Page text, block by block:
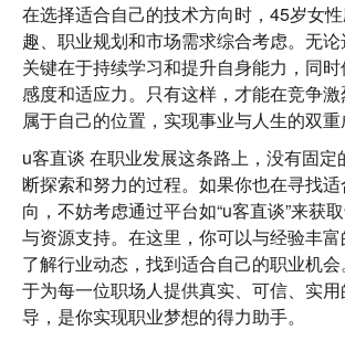
在选择适合自己的技术方向时，45岁女
趣、职业规划和市场需求综合考虑。无论
关键在于持续学习和提升自身能力，同
感度和适应力。只有这样，才能在竞争
属于自己的位置，实现事业与人生的双重
u客直谈 在职业发展这条路上，没有固定
断探索和努力的过程。如果你也在寻找
向，不妨考虑通过平台如“u客直谈”来获
与资源支持。在这里，你可以与经验丰富
了解行业动态，找到适合自己的职业机
于为每一位职场人提供真实、可信、实
导，是你实现职业梦想的得力助手。